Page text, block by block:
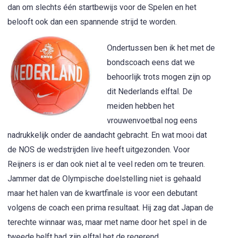
dan om slechts één startbewijs voor de Spelen en het
belooft ook dan een spannende strijd te worden.
Ondertussen ben ik het met de
bondscoach eens dat we
behoorlijk trots mogen zijn op
dit Nederlands elftal. De
meiden hebben het
vrouwenvoetbal nog eens
nadrukkelijk onder de aandacht gebracht. En wat mooi dat
de NOS de wedstrijden live heeft uitgezonden. Voor
Reijners is er dan ook niet al te veel reden om te treuren.
Jammer dat de Olympische doelstelling niet is gehaald
maar het halen van de kwartfinale is voor een debutant
volgens de coach een prima resultaat. Hij zag dat Japan de
terechte winnaar was, maar met name door het spel in de